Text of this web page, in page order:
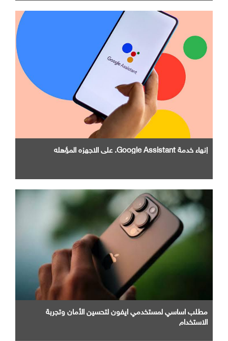
إنهاء خدمة Google Assistant. علي الاجهزه المؤهله
مطلب اساسي لمستخدمي ايفون لتحسين الأمان وتجربة
الاستخدام